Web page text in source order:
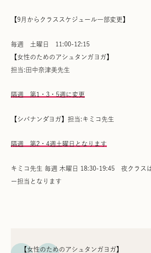
【9月からクラススケジュール一部変更】
毎週 土曜日 11:00-12:15
【女性のためのアシュタンガヨガ】
担当:田中奈津美先生
隔週 第1・3・5週に変更
【シバナンダヨガ】担当:キミコ先生
隔週 第2・4週土曜日となります
キミコ先生 毎週 木曜日 18:30-19:45 夜クラス
ー担当となります
【女性のためのアシュタンガヨガ】